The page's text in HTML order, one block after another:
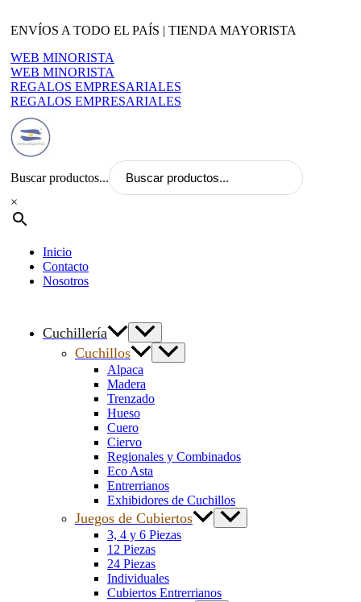
al
ENVÍOS A TODO EL PAÍS | TIENDA MAYORISTA
WEB MINORISTA
WEB MINORISTA
REGALOS EMPRESARIALES
REGALOS EMPRESARIALES
Buscar productos...
×
Inicio
Contacto
Nosotros
Cuchillería
Cuchillos
Alpaca
Madera
Trenzado
Hueso
Cuero
Ciervo
Regionales y Combinados
Eco Asta
Entrerrianos
Exhibidores de Cuchillos
Juegos de Cubiertos
3, 4 y 6 Piezas
12 Piezas
24 Piezas
Individuales
Cubiertos Entrerrianos